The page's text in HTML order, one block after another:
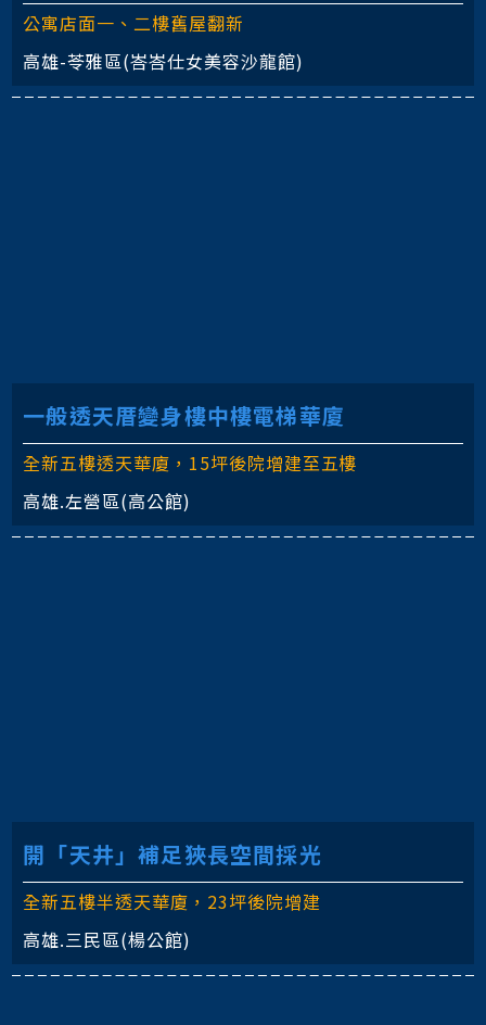
公寓店面一、二樓舊屋翻新
高雄-苓雅區(峇峇仕女美容沙龍館)
一般透天厝變身樓中樓電梯華廈
全新五樓透天華廈，15坪後院增建至五樓
高雄.左營區(高公館)
開「天井」補足狹長空間採光
全新五樓半透天華廈，23坪後院增建
高雄.三民區(楊公館)